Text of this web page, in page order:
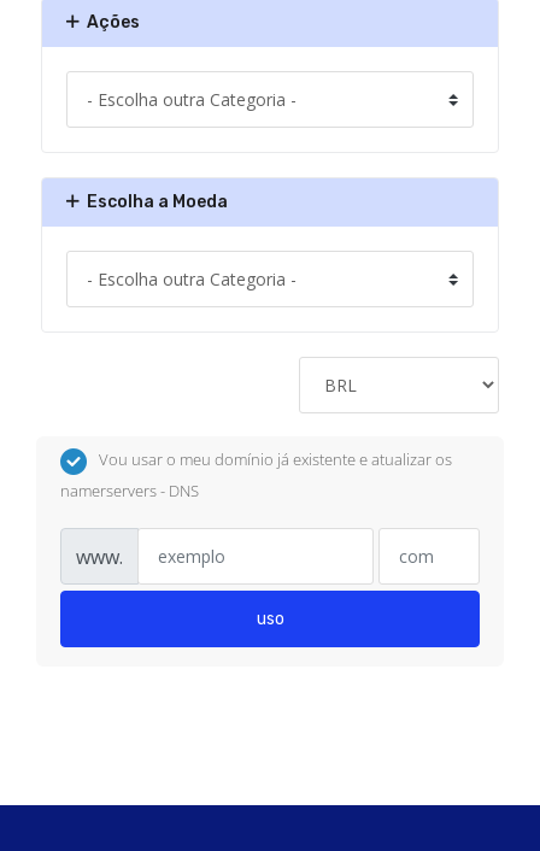
Ações
Escolha a Moeda
Vou usar o meu domínio já existente e atualizar os
namerservers - DNS
www.
uso